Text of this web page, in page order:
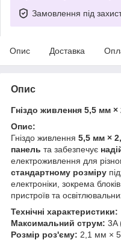
Замовлення під
Опис Доставка
Опис
Гніздо живлення 5,5 мм
Опис:
Гніздо живлення 5,5 мм ×
панель та забезпечує
електроживлення для
стандартному розміру
електроніки, зокрема
пристроїв та
Технічні характеристики:
Максимальний струм: 3A
Розмір роз'єму: 2,1 мм ×